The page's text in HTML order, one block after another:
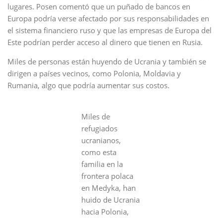
lugares. Posen comentó que un puñado de bancos en
Europa podría verse afectado por sus responsabilidades en
el sistema financiero ruso y que las empresas de Europa del
Este podrían perder acceso al dinero que tienen en Rusia.
Miles de personas están huyendo de Ucrania y también se
dirigen a países vecinos, como Polonia, Moldavia y
Rumania, algo que podría aumentar sus costos.
Miles de
refugiados
ucranianos,
como esta
familia en la
frontera polaca
en Medyka, han
huido de Ucrania
hacia Polonia,